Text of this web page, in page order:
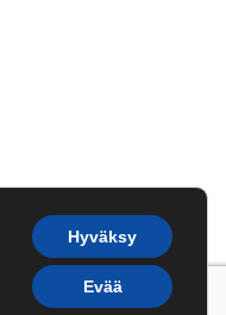
Hyväksy
Evää